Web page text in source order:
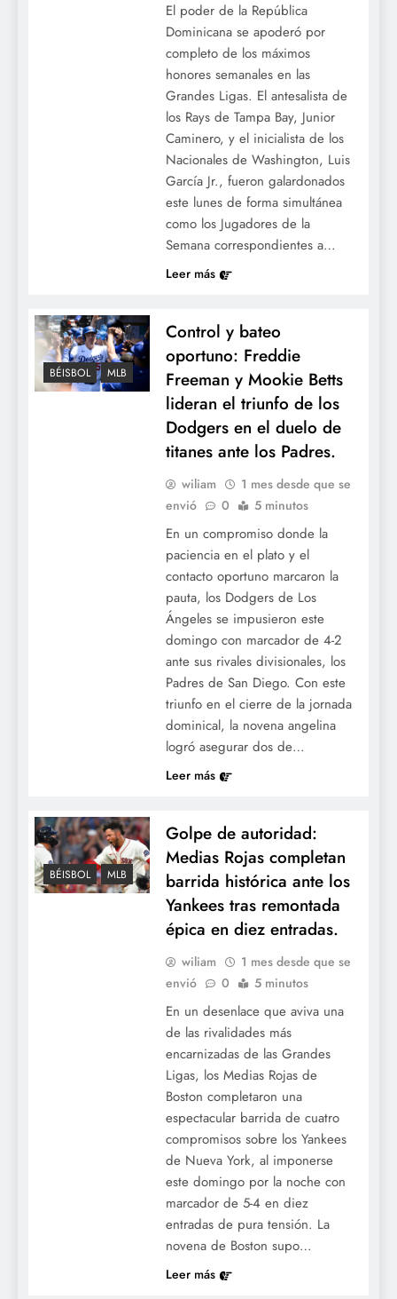
El poder de la República
Dominicana se apoderó por
completo de los máximos
honores semanales en las
Grandes Ligas. El antesalista de
los Rays de Tampa Bay, Junior
Caminero, y el inicialista de los
Nacionales de Washington, Luis
García Jr., fueron galardonados
este lunes de forma simultánea
como los Jugadores de la
Semana correspondientes a…
Leer más
BÉISBOL MLB
Control y bateo
oportuno: Freddie
Freeman y Mookie Betts
lideran el triunfo de los
Dodgers en el duelo de
titanes ante los Padres.
wiliam
1 mes desde que se
envió
0 5 minutos
En un compromiso donde la
paciencia en el plato y el
contacto oportuno marcaron la
pauta, los Dodgers de Los
Ángeles se impusieron este
domingo con marcador de 4-2
ante sus rivales divisionales, los
Padres de San Diego. Con este
triunfo en el cierre de la jornada
dominical, la novena angelina
logró asegurar dos de…
Leer más
BÉISBOL MLB
Golpe de autoridad:
Medias Rojas completan
barrida histórica ante los
Yankees tras remontada
épica en diez entradas.
wiliam
1 mes desde que se
envió
0 5 minutos
En un desenlace que aviva una
de las rivalidades más
encarnizadas de las Grandes
Ligas, los Medias Rojas de
Boston completaron una
espectacular barrida de cuatro
compromisos sobre los Yankees
de Nueva York, al imponerse
este domingo por la noche con
marcador de 5-4 en diez
entradas de pura tensión. La
novena de Boston supo…
Leer más